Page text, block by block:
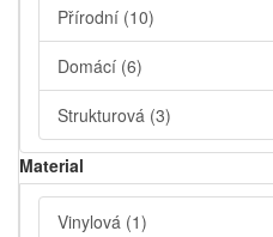
Přírodní (10)
Domácí (6)
Strukturová (3)
Material
Vinylová (1)